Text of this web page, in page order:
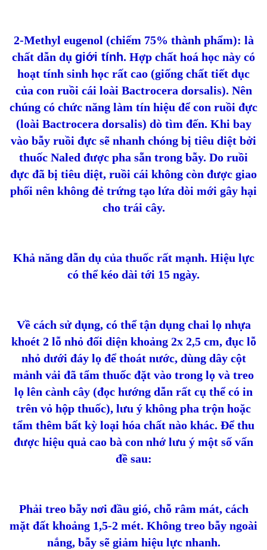
2-Methyl eugenol (chiếm 75% thành phẩm): là
chất dẫn dụ giới tính. Hợp chất hoá học này có
hoạt tính sinh học rất cao (giống chất tiết dục
của con ruồi cái loài Bactrocera dorsalis). Nên
chúng có chức năng làm tín hiệu để con ruồi đực
(loài Bactrocera dorsalis) dò tìm đến. Khi bay
vào bẫy ruồi đực sẽ nhanh chóng bị tiêu diệt bởi
thuốc Naled được pha sẵn trong bẫy. Do ruồi
đực đã bị tiêu diệt, ruồi cái không còn được giao
phối nên không đẻ trứng tạo lứa dòi mới gây hại
cho trái cây.
Khả năng dẫn dụ của thuốc rất mạnh. Hiệu lực
có thể kéo dài tới 15 ngày.
Về cách sử dụng, có thể tận dụng chai lọ nhựa
khoét 2 lỗ nhỏ đối diện khoảng 2x 2,5 cm, đục lỗ
nhỏ dưới đáy lọ để thoát nước, dùng dây cột
mảnh vải đã tẩm thuốc đặt vào trong lọ và treo
lọ lên cành cây (đọc hướng dẫn rất cụ thể có in
trên vỏ hộp thuốc), lưu ý không pha trộn hoặc
tẩm thêm bất kỳ loại hóa chất nào khác. Để thu
được hiệu quả cao bà con nhớ lưu ý một số vấn
đề sau:
Phải treo bẫy nơi đầu gió, chỗ râm mát, cách
mặt đất khoảng 1,5-2 mét. Không treo bẫy ngoài
nắng, bẫy sẽ giảm hiệu lực nhanh.